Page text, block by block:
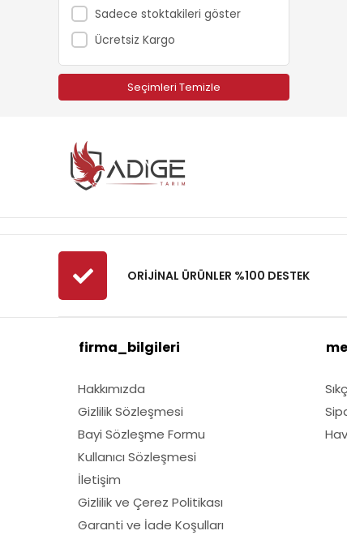
Carlton
Catpower
Cifarelli
Dakkin
Energy
Fibrodem
First
Fırtına
Fıskars
GMT
Husqvarna
Lubex
Marmara
Nylgrass
Oleomac
Sadece stoktakileri göster
Ücretsiz Kargo
Seçimleri Temizle
ORİJİNAL ÜRÜNLER %100 DESTEK
firma_bilgileri
Hakkımızda
Gizlilik Sözleşmesi
Bayi Sözleşme Formu
Kullanıcı Sözleşmesi
İletişim
Gizlilik ve Çerez Politikası
Garanti ve İade Koşulları